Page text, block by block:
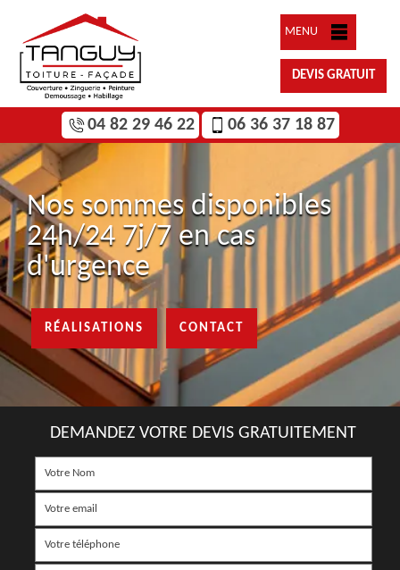
MENU
DEVIS GRATUIT
04 82 29 46 22 06 36 37 18 87
Nos sommes disponibles
24h/24 7j/7 en cas
d'urgence
RÉALISATIONS CONTACT
DEMANDEZ VOTRE DEVIS GRATUITEMENT